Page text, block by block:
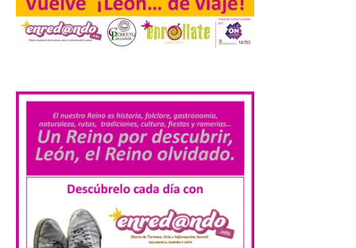
Peregrinación”, en
Benavides de Órbigo.
7 Ago 2026
Conferencia de Victorina
Alonso, sobre la
peregrinación femenina.
Presentación del Libro
“Va de Monjas”, de José